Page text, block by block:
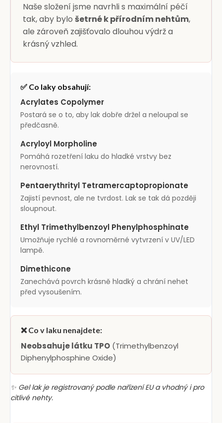
Naše složení jsme navrhli s maximální péčí
tak, aby bylo šetrné k přírodním nehtům,
ale zároveň zajišťovalo dlouhou výdrž a
krásný vzhled.
✅ Co laky obsahují:
Acrylates Copolymer
Postará se o to, aby lak dobře držel a neloupal se
předčasně.
Acryloyl Morpholine
Pomáhá rozetření laku do hladké vrstvy bez
nerovností.
Pentaerythrityl Tetramercaptopropionate
Zajistí pevnost, ale ne tvrdost. Lak se tak dá později
sloupnout.
Ethyl Trimethylbenzoyl Phenylphosphinate
Umožňuje rychlé a rovnoměrné vytvrzení v UV/LED
lampě.
Dimethicone
Zanechává povrch krásně hladký a chrání nehet
před vysoušením.
❌ Co v laku nenajdete:
Neobsahuje látku TPO (Trimethylbenzoyl
Diphenylphosphine Oxide)
✨ Gel lak je registrovaný podle nařízení EU a vhodný i pro
citlivé nehty.